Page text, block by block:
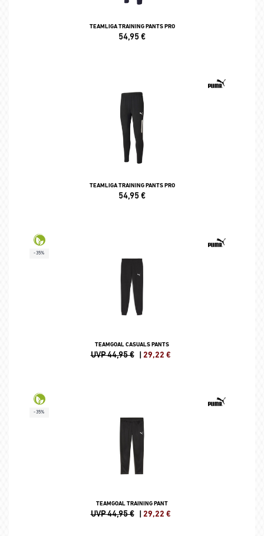
TEAMLIGA TRAINING PANTS PRO
54,95€
TEAMLIGA TRAINING PANTS PRO
54,95€
-35%
TEAMGOAL CASUALS PANTS
UVP 44,95 € | 29,22 €
-35%
TEAMGOAL TRAINING PANT
UVP 44,95 € | 29,22 €